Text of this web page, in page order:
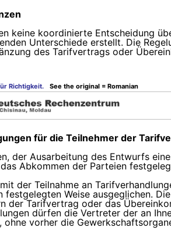
keine koordinierte Entscheidung
Unterschiede erstellt. Die
des Tarifvertrags oder
Richtigkeit.
See the original = Romanian
für die Teilnehmer der
der Ausarbeitung des Entwurfs
Abkommen der Parteien
der Teilnahme an
Weise ausgeglichen.
der Tarifvertrag oder das
dürfen die Vertreter der an
vorher die